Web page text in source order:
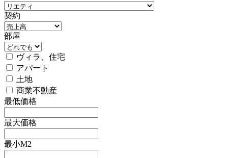
契約
部屋
ヴィラ、住宅
アパート
土地
商業不動産
最低価格
最大価格
最小M2